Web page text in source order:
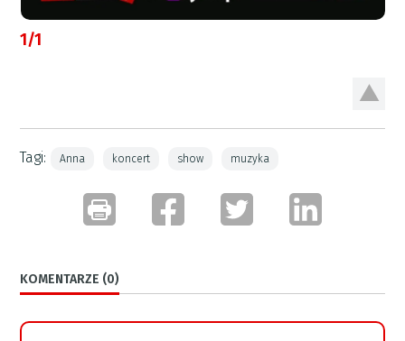
1/1
Tagi: Anna koncert show muzyka
KOMENTARZE (0)